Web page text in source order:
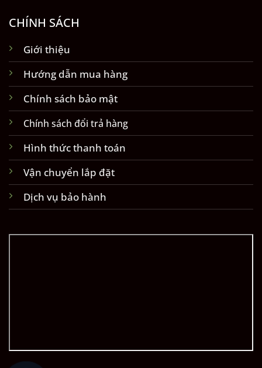
CHÍNH SÁCH
Giới thiệu
Hướng dẫn mua hàng
Chính sách bảo mật
Chính sách đổi trả hàng
Hình thức thanh toán
Vận chuyển lắp đặt
Dịch vụ bảo hành